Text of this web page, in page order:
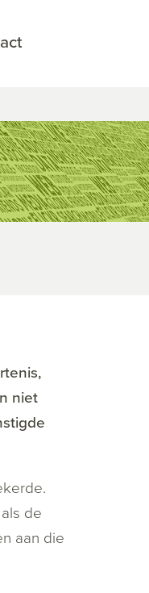
niet
de
aan die